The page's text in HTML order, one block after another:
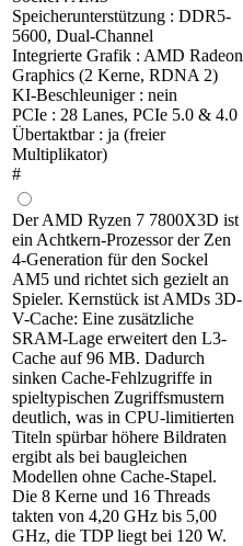
Speicherunterstützung : DDR5-
5600, Dual-Channel
Integrierte Grafik : AMD Radeon
Graphics (2 Kerne, RDNA 2)
KI-Beschleuniger : nein
PCIe : 28 Lanes, PCIe 5.0 & 4.0
Übertaktbar : ja (freier
Multiplikator)
#
Der AMD Ryzen 7 7800X3D ist
ein Achtkern-Prozessor der Zen
4-Generation für den Sockel
AM5 und richtet sich gezielt an
Spieler. Kernstück ist AMDs 3D-
V-Cache: Eine zusätzliche
SRAM-Lage erweitert den L3-
Cache auf 96 MB. Dadurch
sinken Cache-Fehlzugriffe in
spieltypischen Zugriffsmustern
deutlich, was in CPU-limitierten
Titeln spürbar höhere Bildraten
ergibt als bei baugleichen
Modellen ohne Cache-Stapel.
Die 8 Kerne und 16 Threads
takten von 4,20 GHz bis 5,00
GHz, die TDP liegt bei 120 W.